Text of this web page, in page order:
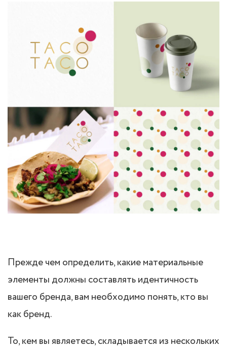
Прежде чем определить, какие материальные
элементы должны составлять идентичность
вашего бренда, вам необходимо понять, кто вы
как бренд.
То, кем вы являетесь, складывается из нескольких